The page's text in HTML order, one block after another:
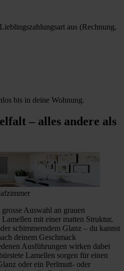
aus (Rechnung,
bis in deine Wohnung.
– alles andere als
Auswahl an grauen
Lamellen mit einer matten Struktur,
schimmerndem Glanz – du kannst
deinem Geschmack
Ausführungen wirken dabei
Lamellen sorgen für einen
oder ein Perlmutt- oder